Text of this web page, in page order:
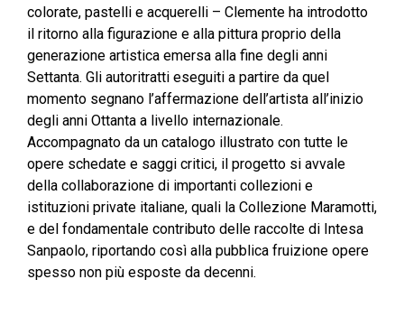
colorate, pastelli e acquerelli – Clemente ha introdotto
il ritorno alla figurazione e alla pittura proprio della
generazione artistica emersa alla fine degli anni
Settanta. Gli autoritratti eseguiti a partire da quel
momento segnano l’affermazione dell’artista all’inizio
degli anni Ottanta a livello internazionale.
Accompagnato da un catalogo illustrato con tutte le
opere schedate e saggi critici, il progetto si avvale
della collaborazione di importanti collezioni e
istituzioni private italiane, quali la Collezione Maramotti,
e del fondamentale contributo delle raccolte di Intesa
Sanpaolo, riportando così alla pubblica fruizione opere
spesso non più esposte da decenni.